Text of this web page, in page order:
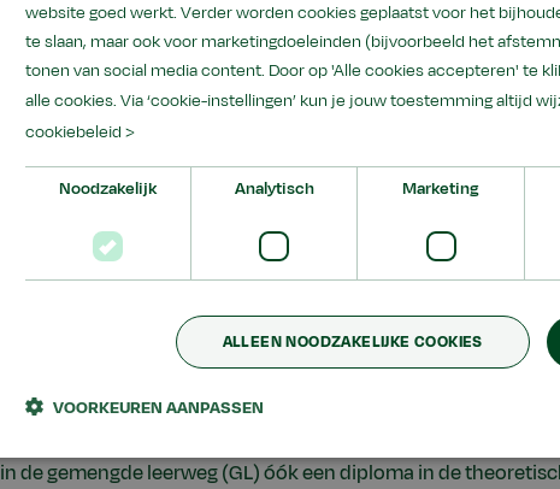
Basisberoepsgerichte leerweg (BB): 100% geslaagd
Kaderberoepsgerichte leerweg (KB): 100% geslaagd
Gemengde leerweg (GL): 98% geslaagd
Met een slagingspercentage van 99% presteert Aeres VMBO
Extra prestaties om trots op te
Binnen de gemengde leerweg is een bijzonder resultaat
leerlingen hebben 34 leerlingen een extra vak gevolgd met als
in de gemengde leerweg (GL) óók een diploma in de
website goed werkt. Verder worden cookies geplaatst voor het
te slaan, maar ook voor marketingdoeleinden (bijvoorbeeld het
tonen van social media content. Door op 'Alle cookies accepteren' te
alle cookies. Via ‘cookie-instellingen’ kun je jouw toestemming altijd
cookiebeleid >
Noodzakelijk Analytisch Marketing
ALLEEN NOODZAKELIJKE COOKIES
VOORKEUREN AANPASSEN